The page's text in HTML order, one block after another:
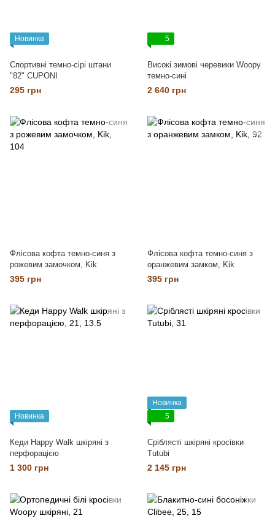
Новинка
Спортивні темно-сірі штани
"82" CUPONI
295 грн
5
Високі зимові черевики Woopy
темно-сині
2 640 грн
Флісова кофта темно-синя з
рожевим замочком, Kik
395 грн
Флісова кофта темно-синя з
оранжевим замком, Kik
395 грн
Новинка
Кеди Happy Walk шкіряні з
перфорацією
1 300 грн
Новинка
5
Сріблясті шкіряні кросівки
Tutubi
2 145 грн